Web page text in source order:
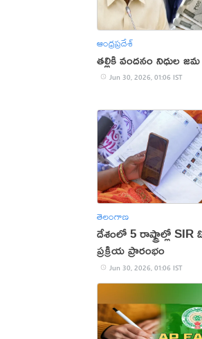
ఆంధ్రప్రదేశ్
తల్లికి వందనం నిధుల
Jun 30, 2026, 01:06 IST
తెలంగాణ
దేశంలో 5 రాష్ట్రాల్లో SIR
ప్రక్రియ ప్రారంభం
Jun 30, 2026, 01:06 IST